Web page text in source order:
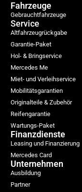
Fahrzeuge
Gebrauchtfahrzeuge
Service
Altfahrzeugrückgabe
Garantie-Paket
Hol- & Bringservice
Mercedes Me
Miet- und Verleihservice
Mobilitätsgarantien
Originalteile & Zubehör
Reifengarantie
Wartungs-Paket
Finanzdienste
Leasing und Finanzierung
Mercedes Card
Unternehmen
Ausbildung
Partner